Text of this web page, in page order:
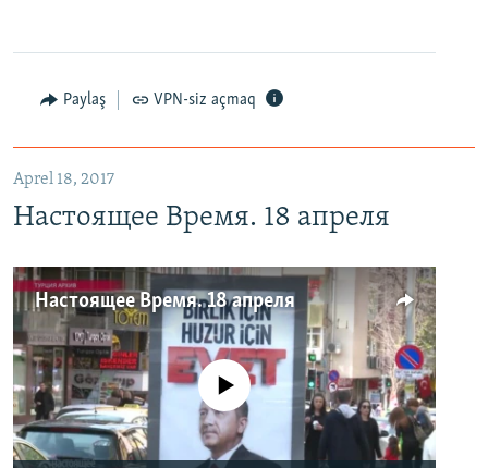
Paylaş VPN-siz açmaq
Aprel 18, 2017
Настоящее Время. 18 апреля
Настоящее Время. 18 апреля
No media source currently available